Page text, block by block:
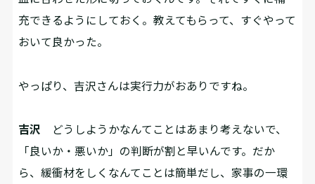
充できるようにしておく。教えてもらって、すぐやって
おいて良かった。
――やっぱり、吉沢さんは実行力がおありですね。
吉沢
どうしようかなんてことはあまり考えないで、
「良いか・悪いか」の判断が割と早いんです。だか
ら、緩衝材をしくなんてことは簡単だし、家事の一環